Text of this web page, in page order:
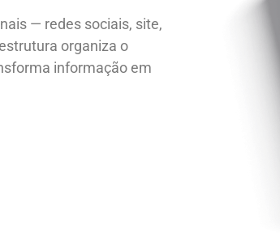
— redes sociais, site,
organiza o
informação em